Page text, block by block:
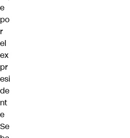
e
po
r
el
ex
pr
esi
de
nt
e
Se